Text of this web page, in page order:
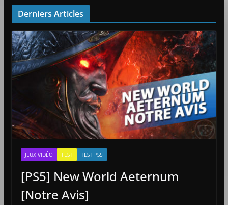
Derniers Articles
JEUX VIDÉO TEST TEST PS5
[PS5] New World Aeternum
[Notre Avis]